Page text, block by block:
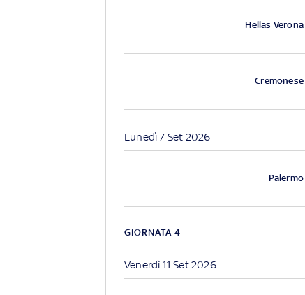
Hellas Verona
Cremonese
Lunedì 7 Set 2026
Palermo
GIORNATA 4
Venerdì 11 Set 2026